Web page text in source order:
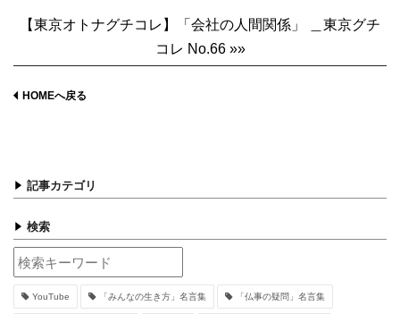
【東京オトナグチコレ】「会社の人間関係」 ＿東京グチ
コレ No.66 »»
HOMEへ戻る
記事カテゴリ
検索
YouTube 「みんなの生き方」名言集 「仏事の疑問」名言集